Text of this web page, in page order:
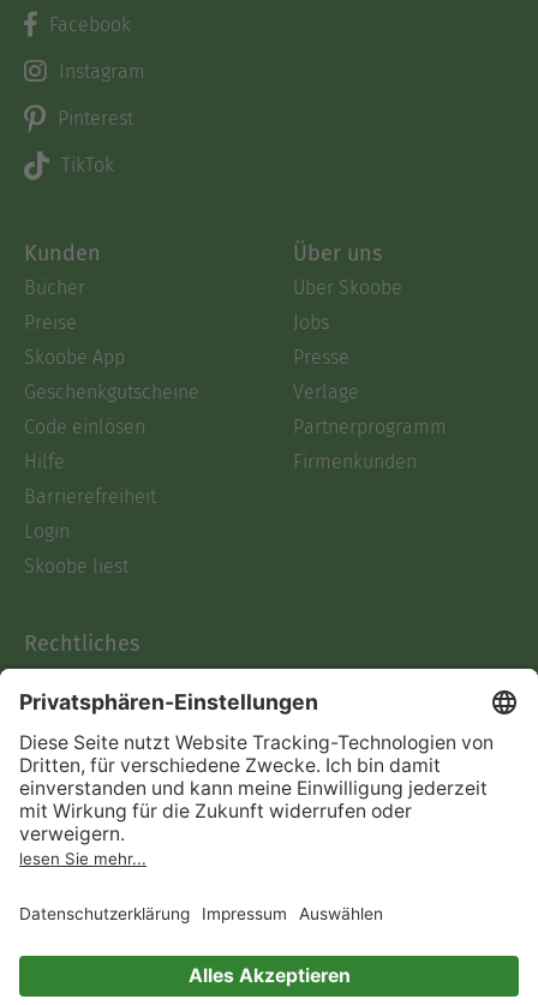
Facebook
Instagram
Pinterest
TikTok
Kunden
Bücher
Preise
Skoobe App
Geschenkgutscheine
Code einlösen
Hilfe
Barrierefreiheit
Login
Skoobe liest
Über uns
Über Skoobe
Jobs
Presse
Verlage
Partnerprogramm
Firmenkunden
Rechtliches
AGB
Informationen nach Data
Act
Verträge hier kündigen
Impressum